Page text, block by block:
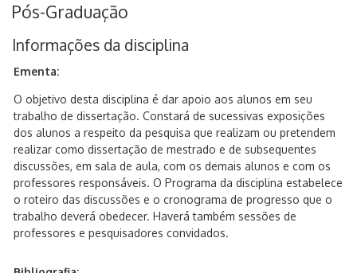
Pós-Graduação
Informações da disciplina
Ementa:
O objetivo desta disciplina é dar apoio aos alunos em seu
trabalho de dissertação. Constará de sucessivas exposições
dos alunos a respeito da pesquisa que realizam ou pretendem
realizar como dissertação de mestrado e de subsequentes
discussões, em sala de aula, com os demais alunos e com os
professores responsáveis. O Programa da disciplina estabelece
o roteiro das discussões e o cronograma de progresso que o
trabalho deverá obedecer. Haverá também sessões de
professores e pesquisadores convidados.